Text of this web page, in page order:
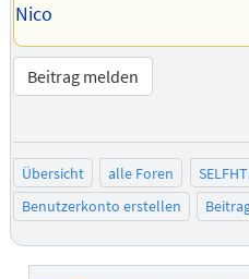
Nico
Beitrag melden
Übersicht alle Foren
Benutzerkonto erstellen